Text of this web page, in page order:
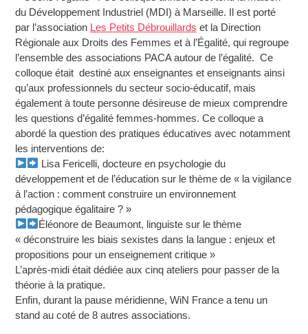
du Développement Industriel (MDI) à Marseille. Il est porté
par l’association Les Petits Débrouillards et la Direction
Régionale aux Droits des Femmes et à l’Égalité, qui regroupe
l’ensemble des associations PACA autour de l’égalité. Ce
colloque était destiné aux enseignantes et enseignants ainsi
qu’aux professionnels du secteur socio-éducatif, mais
également à toute personne désireuse de mieux comprendre
les questions d’égalité femmes-hommes. Ce colloque a
abordé la question des pratiques éducatives avec notamment
les interventions de:
Lisa Fericelli, docteure en psychologie du
développement et de l’éducation sur le thème de « la vigilance
à l’action : comment construire un environnement
pédagogique égalitaire ? »
Éléonore de Beaumont, linguiste sur le thème
« déconstruire les biais sexistes dans la langue : enjeux et
propositions pour un enseignement critique »
L’après-midi était dédiée aux cinq ateliers pour passer de la
théorie à la pratique.
Enfin, durant la pause méridienne, WiN France a tenu un
stand au coté de 8 autres associations.